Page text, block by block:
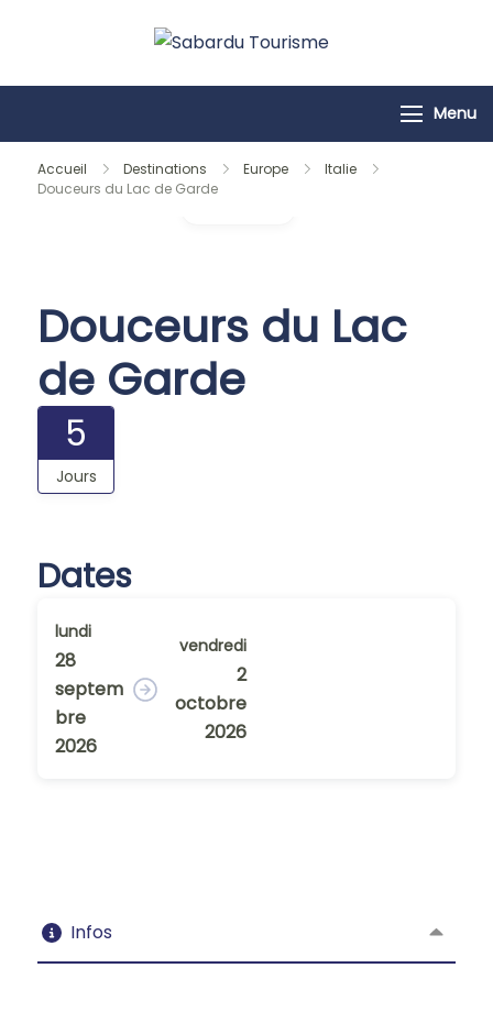
Tourisme
Menu
Accueil Destinations Europe
Italie
Douceurs du Lac de Garde
Douceurs du Lac
de Garde
5
Jours
Dates
lundi
28
septem
bre
2026
vendredi
2
octobre
2026
Infos